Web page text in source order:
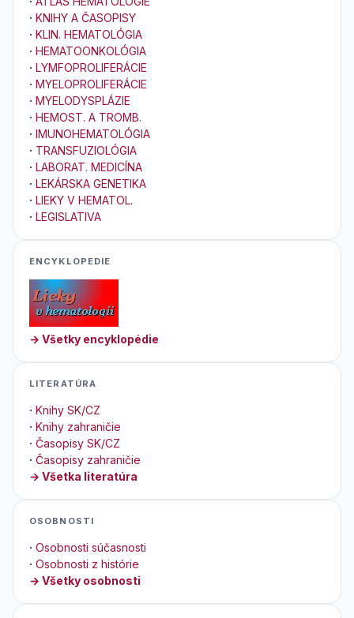
· KNIHY A ČASOPISY
· KLIN. HEMATOLÓGIA
· HEMATOONKOLÓGIA
· LYMFOPROLIFERÁCIE
· MYELOPROLIFERÁCIE
· MYELODYSPLÁZIE
· HEMOST. A TROMB.
· IMUNOHEMATOLÓGIA
· TRANSFUZIOLÓGIA
· LABORAT. MEDICÍNA
· LEKÁRSKA GENETIKA
· LIEKY V HEMATOL.
· LEGISLATIVA
ENCYKLOPEDIE
→ Všetky encyklopédie
LITERATÚRA
· Knihy SK/CZ
· Knihy zahraničie
· Časopisy SK/CZ
· Časopisy zahraničie
→ Všetka literatúra
OSOBNOSTI
· Osobnosti súčasnosti
· Osobnosti z histórie
→ Všetky osobnosti